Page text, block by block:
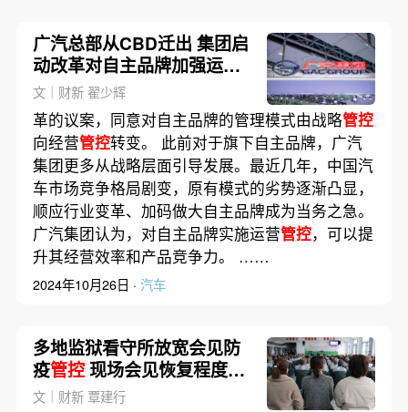
广汽总部从CBD迁出 集团启
动改革对自主品牌加强运营
管控
文｜财新 翟少辉
革的议案，同意对自主品牌的管理模式由战略管控
向经营管控转变。 此前对于旗下自主品牌，广汽
集团更多从战略层面引导发展。最近几年，中国汽
车市场竞争格局剧变，原有模式的劣势逐渐凸显，
顺应行业变革、加码做大自主品牌成为当务之急。
广汽集团认为，对自主品牌实施运营管控，可以提
升其经营效率和产品竞争力。 ……
2024年10月26日 · 汽车
多地监狱看守所放宽会见防
疫管控现场会见恢复程度不
一
文｜财新 覃建行